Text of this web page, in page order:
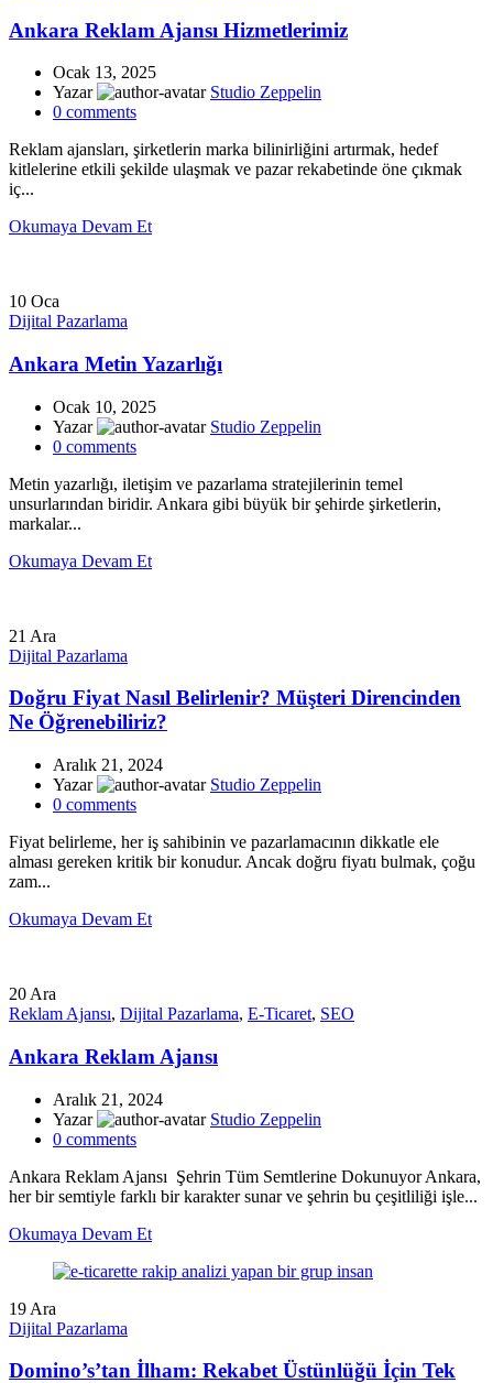
Ankara Reklam Ajansı Hizmetlerimiz
Ocak 13, 2025
Yazar
Studio Zeppelin
0 comments
Reklam ajansları, şirketlerin marka bilinirliğini artırmak, hedef
kitlelerine etkili şekilde ulaşmak ve pazar rekabetinde öne çıkmak
iç...
Okumaya Devam Et
10 Oca
Dijital Pazarlama
Ankara Metin Yazarlığı
Ocak 10, 2025
Yazar
Studio Zeppelin
0 comments
Metin yazarlığı, iletişim ve pazarlama stratejilerinin temel
unsurlarından biridir. Ankara gibi büyük bir şehirde şirketlerin,
markalar...
Okumaya Devam Et
21 Ara
Dijital Pazarlama
Doğru Fiyat Nasıl Belirlenir? Müşteri Direncinden
Ne Öğrenebiliriz?
Aralık 21, 2024
Yazar
Studio Zeppelin
0 comments
Fiyat belirleme, her iş sahibinin ve pazarlamacının dikkatle ele
alması gereken kritik bir konudur. Ancak doğru fiyatı bulmak, çoğu
zam...
Okumaya Devam Et
20 Ara
Reklam Ajansı, Dijital Pazarlama, E-Ticaret, SEO
Ankara Reklam Ajansı
Aralık 21, 2024
Yazar
Studio Zeppelin
0 comments
Ankara Reklam Ajansı Şehrin Tüm Semtlerine Dokunuyor Ankara,
her bir semtiyle farklı bir karakter sunar ve şehrin bu çeşitliliği işle...
Okumaya Devam Et
19 Ara
Dijital Pazarlama
Domino’s’tan İlham: Rekabet Üstünlüğü İçin Tek